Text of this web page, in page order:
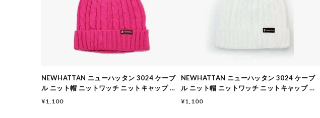
NEWHATTAN ニューハッタン 3024 ケーブ
ル ニット帽 ニットワッチ ニットキャップ メ
ンズ レディース ホットピンク
¥1,100
NEWHATTAN ニューハッタン 3024 ケーブ
ル ニット帽 ニットワッチ ニットキャップ メ
ンズ レディース ホワイト
¥1,100